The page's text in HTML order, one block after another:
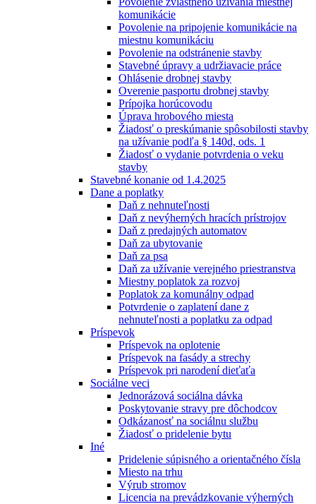
komunikácie
Povolenie na pripojenie komunikácie na
miestnu komunikáciu
Povolenie na odstránenie stavby
Stavebné úpravy a udržiavacie práce
Ohlásenie drobnej stavby
Overenie pasportu drobnej stavby
Prípojka horúcovodu
Úprava hrobového miesta
Žiadosť o preskúmanie spôsobilosti stavby
na užívanie podľa § 140d, ods. 1
Žiadosť o vydanie potvrdenia o veku
stavby
Stavebné konanie od 1.4.2025
Dane a poplatky
Daň z nehnuteľnosti
Daň z nevýherných hracích prístrojov
Daň z predajných automatov
Daň za ubytovanie
Daň za psa
Daň za užívanie verejného priestranstva
Miestny poplatok za rozvoj
Poplatok za komunálny odpad
Potvrdenie o zaplatení dane z
nehnuteľnosti a poplatku za odpad
Príspevok
Príspevok na oplotenie
Príspevok na fasády a strechy
Príspevok pri narodení dieťaťa
Sociálne veci
Jednorázová sociálna dávka
Poskytovanie stravy pre dôchodcov
Odkázanosť na sociálnu službu
Žiadosť o pridelenie bytu
Iné
Pridelenie súpisného a orientačného čísla
Miesto na trhu
Výrub stromov
Licencia na prevádzkovanie výherných